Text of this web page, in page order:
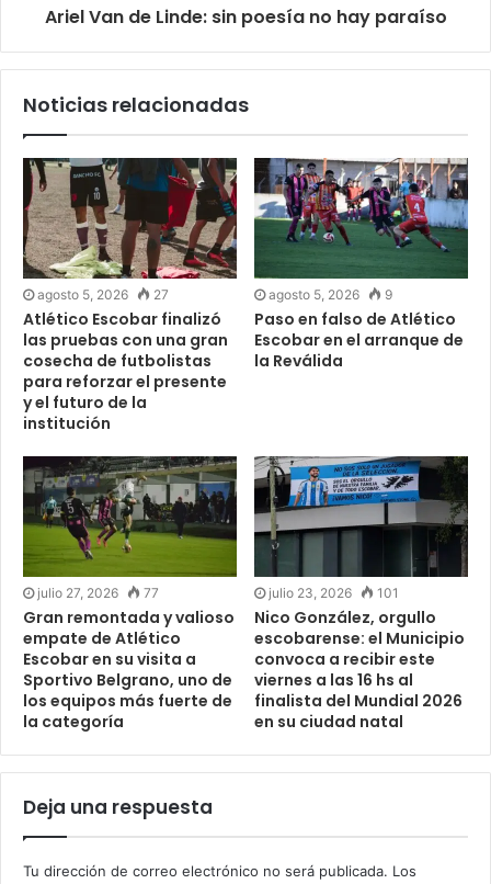
Ariel Van de Linde: sin poesía no hay paraíso
Noticias relacionadas
agosto 5, 2026 27
Atlético Escobar finalizó
las pruebas con una gran
cosecha de futbolistas
para reforzar el presente
y el futuro de la
institución
agosto 5, 2026 9
Paso en falso de Atlético
Escobar en el arranque de
la Reválida
julio 27, 2026 77
Gran remontada y valioso
empate de Atlético
Escobar en su visita a
Sportivo Belgrano, uno de
los equipos más fuerte de
la categoría
julio 23, 2026 101
Nico González, orgullo
escobarense: el Municipio
convoca a recibir este
viernes a las 16 hs al
finalista del Mundial 2026
en su ciudad natal
Deja una respuesta
Tu dirección de correo electrónico no será publicada. Los